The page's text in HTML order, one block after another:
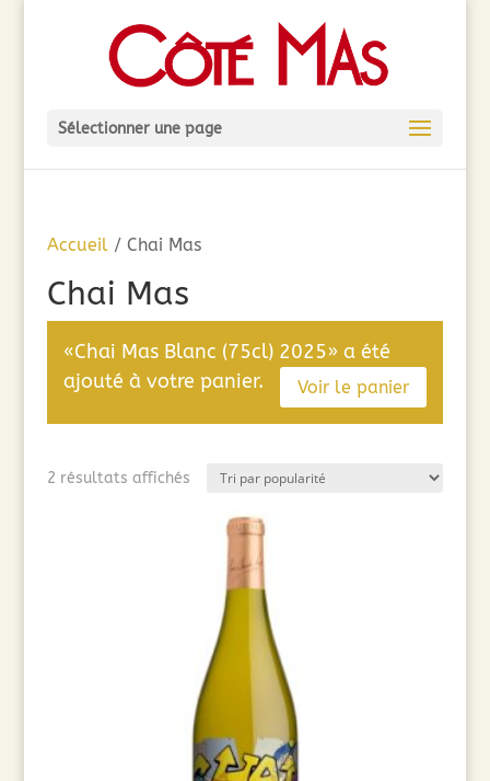
Sélectionner une page
Accueil/ Chai Mas
Chai Mas
«Chai Mas Blanc (75cl) 2025» a été
ajouté à votre panier.
Voir le panier
2 résultats affichésTrié
popularité